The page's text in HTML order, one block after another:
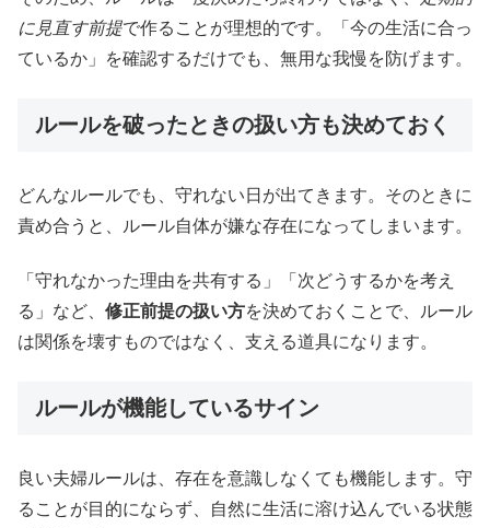
に見直す前提で作ることが理想的です。「今の生活に合っ
ているか」を確認するだけでも、無用な我慢を防げます。
ルールを破ったときの扱い方も決めておく
どんなルールでも、守れない日が出てきます。そのときに
責め合うと、ルール自体が嫌な存在になってしまいます。
「守れなかった理由を共有する」「次どうするかを考え
る」など、 修正前提の扱い方を決めておくことで、ルール
は関係を壊すものではなく、支える道具になります。
ルールが機能しているサイン
良い夫婦ルールは、存在を意識しなくても機能します。守
ることが目的にならず、自然に生活に溶け込んでいる状態